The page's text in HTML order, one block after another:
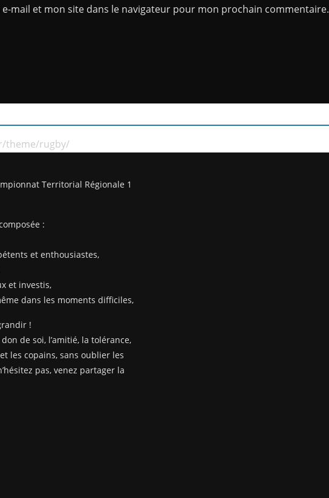
mail et mon site dans le navigateur pour mon prochain commentaire.
theme/rugby/
Territorial Régionale 1
:
et enthousiastes,
et investis,
dans les moments difficiles,
!
de soi, l’amitié, la tolérance,
les copains, sans oublier les
pas, venez partager la